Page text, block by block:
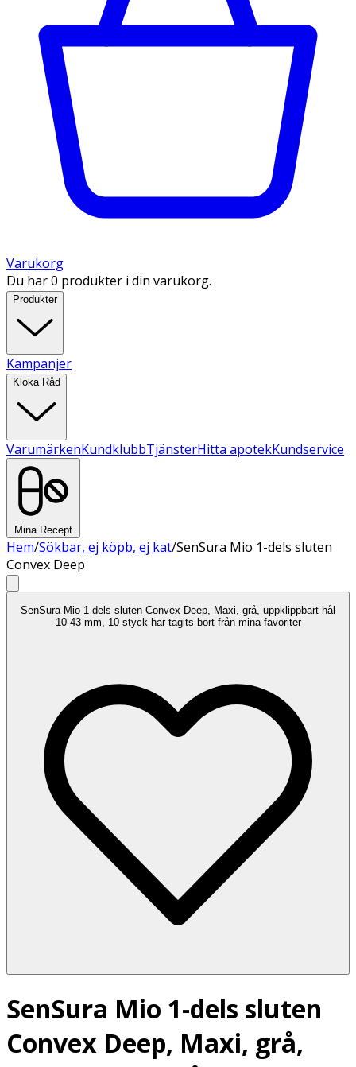
Varukorg
Du har 0 produkter i din varukorg.
Produkter
Kampanjer
Kloka Råd
VarumärkenKundklubbTjänsterHitta apotekKundservice
Mina Recept
Hem/Sökbar, ej köpb, ej kat/SenSura Mio 1-dels sluten
Convex Deep
SenSura Mio 1-dels sluten Convex Deep, Maxi, grå, uppklippbart hål
10-43 mm, 10 styck har tagits bort från mina favoriter
SenSura Mio 1-dels sluten
Convex Deep, Maxi, grå,